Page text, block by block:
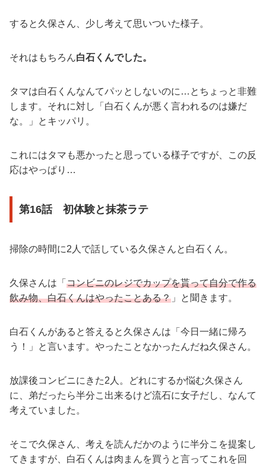
すると久保さん、少し考えて思いついた様子。
それはもちろん白石くんでした。
タマは白石くんなんてパッとしないのに…とちょっと非難
します。それに対し「白石くんが悪く言われるのは嫌だ
な。」とキッパリ。
これにはタマも悪かったと思っている様子ですが、この反
応はやっぱり…
第16話 初体験と抹茶ラテ
掃除の時間に2人で話している久保さんと白石くん。
久保さんは「 コンビニのレジでカップを貰って自分で作る
飲み物、白石くんはやったことある？ 」と聞きます。
白石くんがあると答えると久保さんは「今日一緒に帰ろ
う！」と言います。やったことなかったんだね久保さん。
放課後コンビニにきた2人。どれにするか悩む久保さん
に、弟だったら半分こ出来るけど流石に女子だし、なんて
考えていました。
そこで久保さん、考えを読んだかのように半分こを提案し
てきますが、白石くんは肉まんを買うと言ってこれを回